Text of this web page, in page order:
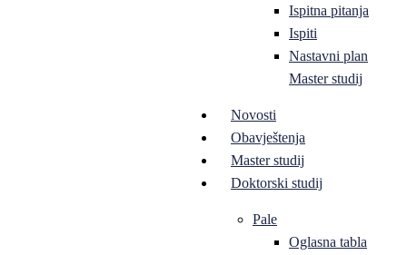
Ispitna pitanja
Ispiti
Nastavni plan
Master studij
Novosti
Obavještenja
Master studij
Doktorski studij
Pale
Oglasna tabla